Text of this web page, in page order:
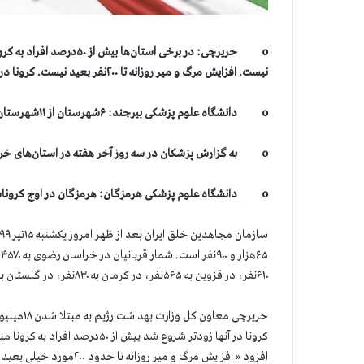
نیست. افزایش مرگ و میر روزانه تا ۲۰۰نفر بعید نیست. کرونا در تهران و البرز می‌تواند به صورت تصاعدی و انفجاری بالا برود.
o دانشگاه علوم پزشکی بیرجند: ۶شهرستان از ۱۱شهرستان استان خراسان جنوبی در وضعیت خیلی پرخطر (قرمز) است.
o به گزارش پزشکان در سه روز آخر هفته در استان‌های خراسان رضوی و خراسان شمالی ۱۸هزار و ۳۰۰ ابتلا جدید و ۸۱۰فوت داشتند.
o دانشگاه علوم پزشکی هرمزگان: هرمزگان در اوج کروناست. احتمال افزایش بیشتر بیماری در روستاها وجود دارد.
۶۱۰نفر، در قزوین به ۵۶۵نفر، در کرمان به ۸۳۰نفر، در گلستان به ۱۶۴۵نفر، در مازنداران به ۲۹۶۰نفر و در هرمزگان به ۶۸۵نفر رسیده است.
حریرچی
افزود « افزایش مرگ و